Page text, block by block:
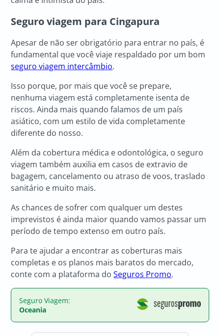
Seguro viagem para Cingapura
Apesar de não ser obrigatório para entrar no país, é
fundamental que você viaje respaldado por um bom
seguro viagem intercâmbio.
Isso porque, por mais que você se prepare,
nenhuma viagem está completamente isenta de
riscos. Ainda mais quando falamos de um país
asiático, com um estilo de vida completamente
diferente do nosso.
Além da cobertura médica e odontológica, o seguro
viagem também auxilia em casos de extravio de
bagagem, cancelamento ou atraso de voos, traslado
sanitário e muito mais.
As chances de sofrer com qualquer um destes
imprevistos é ainda maior quando vamos passar um
período de tempo extenso em outro país.
Para te ajudar a encontrar as coberturas mais
completas e os planos mais baratos do mercado,
conte com a plataforma doSeguros Promo.
Seguro Viagem:
Oceania